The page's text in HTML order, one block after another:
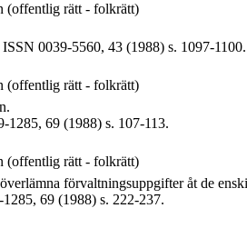
(offentlig rätt - folkrätt)
0039-5560, 43 (1988) s. 1097-1100.
(offentlig rätt - folkrätt)
69 (1988) s. 107-113.
(offentlig rätt - folkrätt)
förvaltningsuppgifter åt de
69 (1988) s. 222-237.